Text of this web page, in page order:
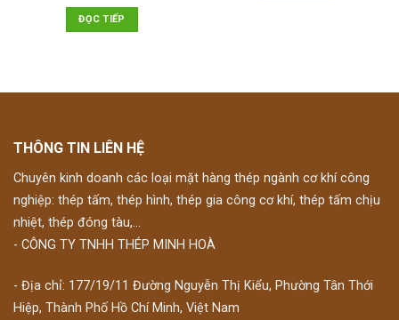
ĐỌC TIẾP
THÔNG TIN LIÊN HỆ
Chuyên kinh doanh các loại mặt hàng thép ngành cơ khí công
nghiệp: thép tấm, thép hình, thép gia công cơ khí, thép tấm chịu
nhiệt, thép đóng tàu,...
- CÔNG TY TNHH THÉP MINH HOÀ
- Địa chỉ: 177/19/11 Đường Nguyễn Thị Kiểu, Phường Tân Thới
Hiệp, Thành Phố Hồ Chí Minh, Việt Nam